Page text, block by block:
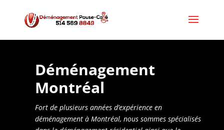
Montréal
Fort de plusieurs années d’expérience en
déménagement à Montréal, nous sommes spécialisés